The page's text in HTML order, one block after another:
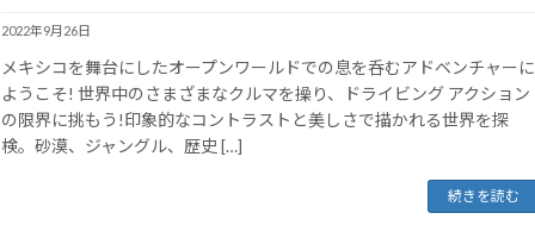
2022年9月26日
メキシコを舞台にしたオープンワールドでの息を呑むアドベンチャーに
ようこそ! 世界中のさまざまなクルマを操り、ドライビング アクション
の限界に挑もう!印象的なコントラストと美しさで描かれる世界を探
検。砂漠、ジャングル、歴史 […]
続きを読む